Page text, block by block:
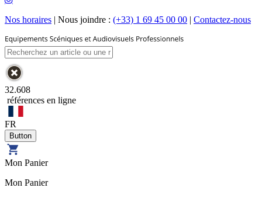
Nos horaires | Nous joindre : (+33) 1 69 45 00 00 | Contactez-nous
32.608
références en ligne
FR
Mon Panier
Mon Panier